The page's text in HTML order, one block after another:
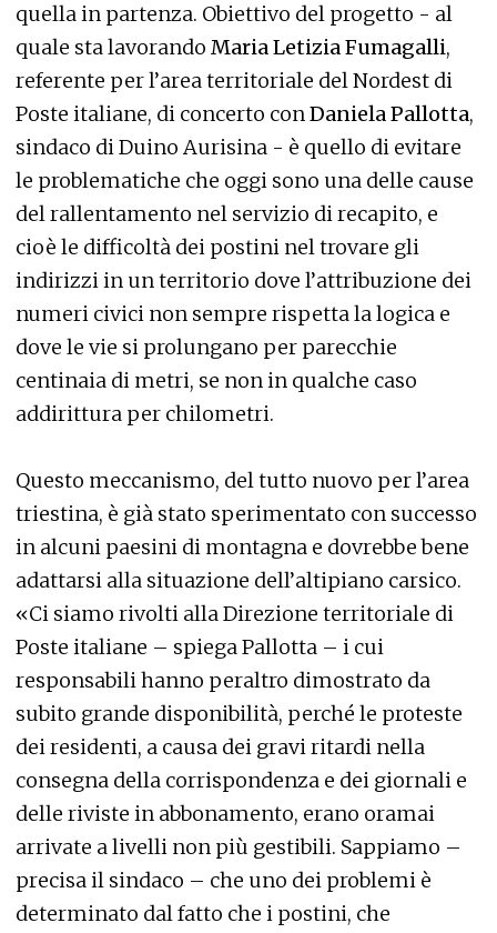
quella in partenza. Obiettivo del progetto - al
quale sta lavorando Maria Letizia Fumagalli,
referente per l’area territoriale del Nordest di
Poste italiane, di concerto conDaniela Pallotta,
sindaco di Duino Aurisina - è quello di evitare
le problematiche che oggi sono una delle cause
del rallentamento nel servizio di recapito, e
cioè le difficoltà dei postini nel trovare gli
indirizzi in un territorio dove l’attribuzione dei
numeri civici non sempre rispetta la logica e
dove le vie si prolungano per parecchie
centinaia di metri, se non in qualche caso
addirittura per chilometri.
Questo meccanismo, del tutto nuovo per l’area
triestina, è già stato sperimentato con successo
in alcuni paesini di montagna e dovrebbe bene
adattarsi alla situazione dell’altipiano carsico.
«Ci siamo rivolti alla Direzione territoriale di
Poste italiane – spiega Pallotta – i cui
responsabili hanno peraltro dimostrato da
subito grande disponibilità, perché le proteste
dei residenti, a causa dei gravi ritardi nella
consegna della corrispondenza e dei giornali e
delle riviste in abbonamento, erano oramai
arrivate a livelli non più gestibili. Sappiamo –
precisa il sindaco – che uno dei problemi è
determinato dal fatto che i postini, che